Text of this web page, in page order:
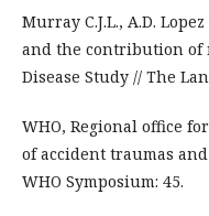
Murray C.J.L., A.D.
and the contribution of
Disease Study // The
WHO, Regional office
of accident traumas
WHO Symposium: 45.